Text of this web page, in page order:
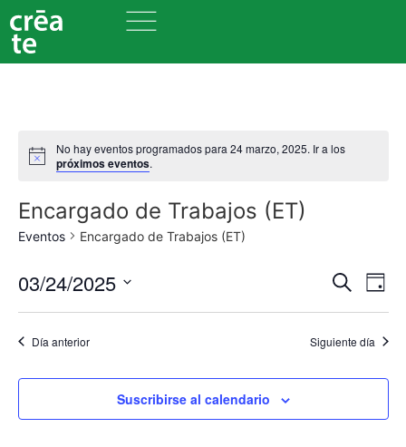
No hay eventos programados para 24 marzo, 2025. Ir a los
próximos eventos.
Encargado de Trabajos (ET)
Eventos Encargado de Trabajos (ET)
de
y
Buscar
de
de
Día
03/24/2025
fecha.
Día anterior Siguiente día
Suscribirse al calendario